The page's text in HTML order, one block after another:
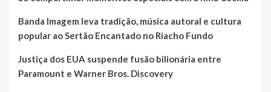
Banda Imagem leva tradição, música autoral e cultura
popular ao Sertão Encantado no Riacho Fundo
Justiça dos EUA suspende fusão bilionária entre
Paramount e Warner Bros. Discovery